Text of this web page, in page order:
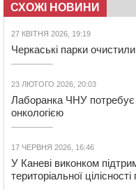
СХОЖІ НОВИНИ
27 КВІТНЯ 2026, 19:19
Черкаські парки
23 ЛЮТОГО 2026, 20:03
Лаборанка ЧНУ потребує
онкологією
17 ЧЕРВНЯ 2026, 16:46
У Каневі виконком
територіальної